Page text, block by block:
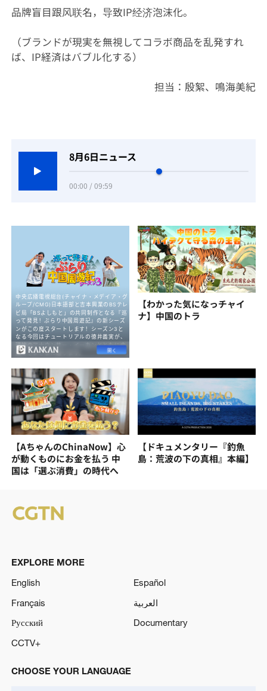
品牌盲目跟风联名，导致IP经济泡沫化。
（ブランドが現実を無視してコラボ商品を乱発すれ
ば、IP経済はバブル化する）
担当：殷絮、鳴海美紀
8月6日ニュース
00:00 / 09:59
【わかった気になっチャイ
ナ】中国のトラ
【AちゃんのChinaNow】心
が動くものにお金を払う 中
国は「選ぶ消費」の時代へ
【ドキュメンタリー『釣魚
島：荒波の下の真相』本編】
EXPLORE MORE
English
Español
Français
العربية
Русский
Documentary
CCTV+
CHOOSE YOUR LANGUAGE